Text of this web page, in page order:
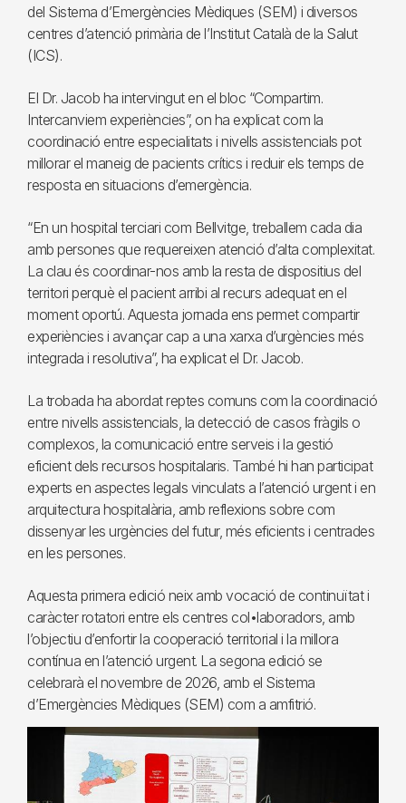
del Sistema d’Emergències Mèdiques (SEM) i diversos
centres d’atenció primària de l’Institut Català de la Salut
(ICS).
El Dr. Jacob ha intervingut en el bloc “Compartim.
Intercanviem experiències”, on ha explicat com la
coordinació entre especialitats i nivells assistencials pot
millorar el maneig de pacients crítics i reduir els temps de
resposta en situacions d’emergència.
“En un hospital terciari com Bellvitge, treballem cada dia
amb persones que requereixen atenció d’alta complexitat.
La clau és coordinar-nos amb la resta de dispositius del
territori perquè el pacient arribi al recurs adequat en el
moment oportú. Aquesta jornada ens permet compartir
experiències i avançar cap a una xarxa d’urgències més
integrada i resolutiva”, ha explicat el Dr. Jacob.
La trobada ha abordat reptes comuns com la coordinació
entre nivells assistencials, la detecció de casos fràgils o
complexos, la comunicació entre serveis i la gestió
eficient dels recursos hospitalaris. També hi han participat
experts en aspectes legals vinculats a l’atenció urgent i en
arquitectura hospitalària, amb reflexions sobre com
dissenyar les urgències del futur, més eficients i centrades
en les persones.
Aquesta primera edició neix amb vocació de continuïtat i
caràcter rotatori entre els centres col•laboradors, amb
l’objectiu d’enfortir la cooperació territorial i la millora
contínua en l’atenció urgent. La segona edició se
celebrarà el novembre de 2026, amb el Sistema
d’Emergències Mèdiques (SEM) com a amfitrió.